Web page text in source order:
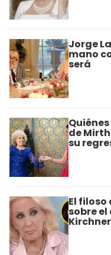
Jorge
mano
será
de
su
El
sobre